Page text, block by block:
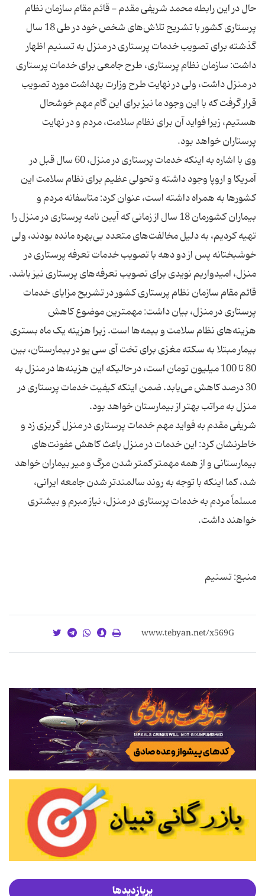
حال در این رابطه محمد شریفی مقدم - قائم مقام سازمان نظام
پرستاری کشور با تشریح تلاش‌های شخص خود در طی 18 سال
گذشته برای تصویب خدمات پرستاری در منزل به تسنیم اظهار
داشت: سازمان نظام پرستاری، طرح جامعی برای خدمات پرستاری
در منزل داشت، ولی در نهایت طرح وزارت بهداشت مورد تصویب
قرار گرفت که با این وجود ما نیز برای این گام مهم خوشحال
هستیم، زیرا فواید آن برای نظام سلامت، مردم و در نهایت
وی با اشاره به اینکه خدمات پرستاری در منزل، 60 سال قبل در
آمریکا و اروپا وجود داشته و تحولی عظیم برای نظام سلامت این
کشورها به همراه داشته است، عنوان کرد: متاسفانه مردم و
بیماران کشورمان 18 سال از زمانی که آیین نامه پرستاری در منزل را
تهیه کردیم، به دلیل مخالفت‌های متعدد بی‌بهره مانده بودند، ولی
خوشبختانه پس از دو دهه با تصویب خدمات تعرفه پرستاری در
قائم مقام سازمان نظام پرستاری کشور در تشریح مزایای خدمات
پرستاری در منزل، بیان داشت: مهمترین موضوع کاهش
هزینه‌های نظام سلامت و بیمه‌ها است. زیرا هزینه یک ماه بستری
بیمار مبتلا به سکته مغزی برای تخت آی سی یو در بیمارستان، بین
80 تا 100 میلیون تومان است، در حالیکه این هزینه‌ها در منزل به
30 درصد کاهش می‌یابد. ضمن اینکه کیفیت خدمات پرستاری در
شریفی مقدم به فواید مهم خدمات پرستاری در منزل گریزی زد و
خاطرنشان کرد: این خدمات در منزل باعث کاهش عفونت‌های
بیمارستانی و از همه مهمتر کمتر شدن مرگ و میر بیماران خواهد
شد، کما اینکه با توجه به روند سالمندتر شدن جامعه ایرانی،
مسلماً مردم به خدمات پرستاری در منزل، نیاز مبرم و بیشتری
منبع: تسنیم
پربازدیدها